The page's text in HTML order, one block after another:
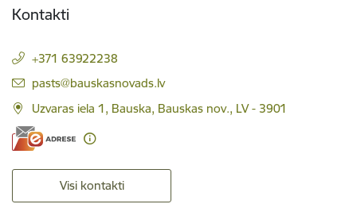
Kontakti
+371 63922238
E-pasts:
pasts@bauskasnovads.lv
Uzvaras iela 1, Bauska, Bauskas nov., LV - 3901
Visi kontakti